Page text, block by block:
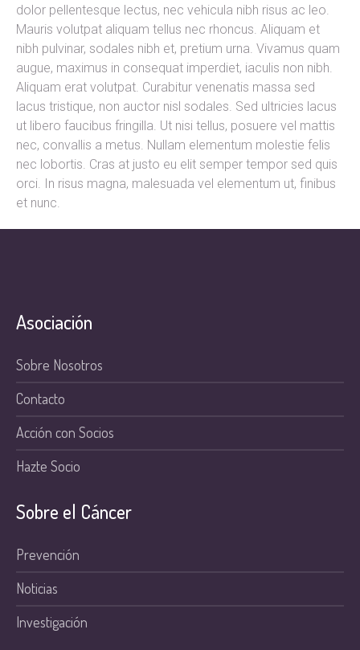
dolor pellentesque lectus, nec vehicula nibh risus ac leo.
Mauris volutpat aliquam tellus nec rhoncus. Aliquam et
nibh pulvinar, sodales nibh et, pretium urna. Vivamus quam
augue, maximus in consequat imperdiet, iaculis non nibh.
Aliquam erat volutpat. Curabitur venenatis massa sed
lacus tristique, non auctor nisl sodales. Sed ultricies lacus
ut libero faucibus fringilla. Ut nisi tellus, posuere vel mattis
nec, convallis a metus. Nullam elementum molestie felis
nec lobortis. Cras at justo eu elit semper tempor sed quis
orci. In risus magna, malesuada vel elementum ut, finibus
et nunc.
Asociación
Sobre Nosotros
Contacto
Acción con Socios
Hazte Socio
Sobre el Cáncer
Prevención
Noticias
Investigación